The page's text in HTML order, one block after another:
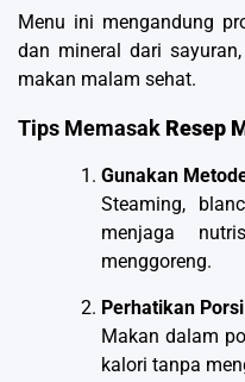
Menu ini mengandung
dan mineral dari
makan malam sehat.
Tips Memasak Resep
Gunakan
Steaming,
menjaga
menggoreng.
Perhatikan Porsi
Makan dalam
kalori tanpa